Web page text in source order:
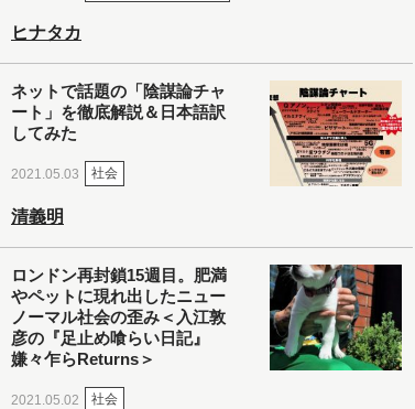
ヒナタカ
ネットで話題の「陰謀論チャ
ート」を徹底解説＆日本語訳
してみた
2021.05.03 社会
清義明
ロンドン再封鎖15週目。肥満
やペットに現れ出したニュー
ノーマル社会の歪み＜入江敦
彦の『足止め喰らい日記』
嫌々乍らReturns＞
2021.05.02 社会